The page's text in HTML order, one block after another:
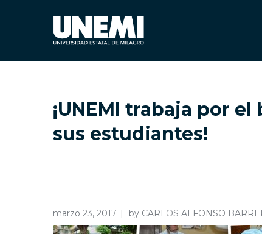
¡UNEMI trabaja por
sus estudiantes!
marzo 23, 2017 by CARLOS ALFONSO